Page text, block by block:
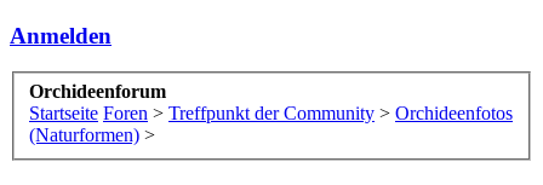
Anmelden
Orchideenforum
Startseite Foren > Treffpunkt der Community > Orchideenfotos
(Naturformen) >